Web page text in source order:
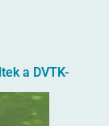
a DVTK-